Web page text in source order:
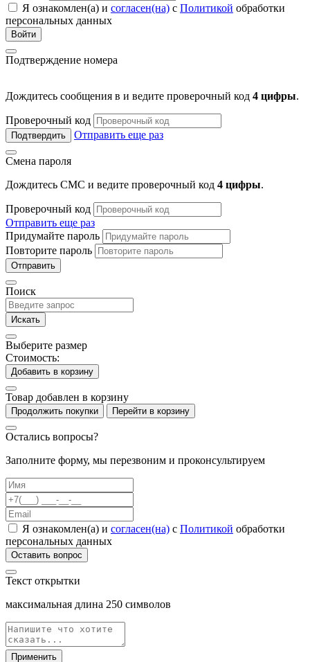
Я ознакомлен(а) и согласен(на) с Политикой обработки
персональных данных
Войти
Подтверждение номера
Дождитесь сообщения в и ведите проверочный код 4 цифры.
Проверочный код
Подтвердить Отправить еще раз
Смена пароля
Дождитесь СМС и ведите проверочный код 4 цифры.
Проверочный код
Отправить еще раз
Придумайте пароль
Повторите пароль
Отправить
Поиск
Искать
Выберите размер
Стоимость:
Добавить в корзину
Товар добавлен в корзину
Продолжить покупки Перейти в корзину
Остались вопросы?
Заполните форму, мы перезвоним и проконсультируем
Я ознакомлен(а) и согласен(на) с Политикой обработки
персональных данных
Оставить вопрос
Текст открытки
максимальная длина 250 символов
Применить